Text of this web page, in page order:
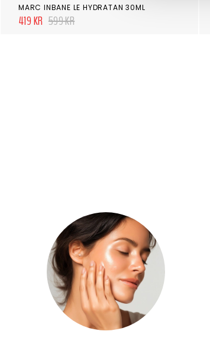
MARC INBANE LE HYDRATAN 30ML
419 KR 599 KR